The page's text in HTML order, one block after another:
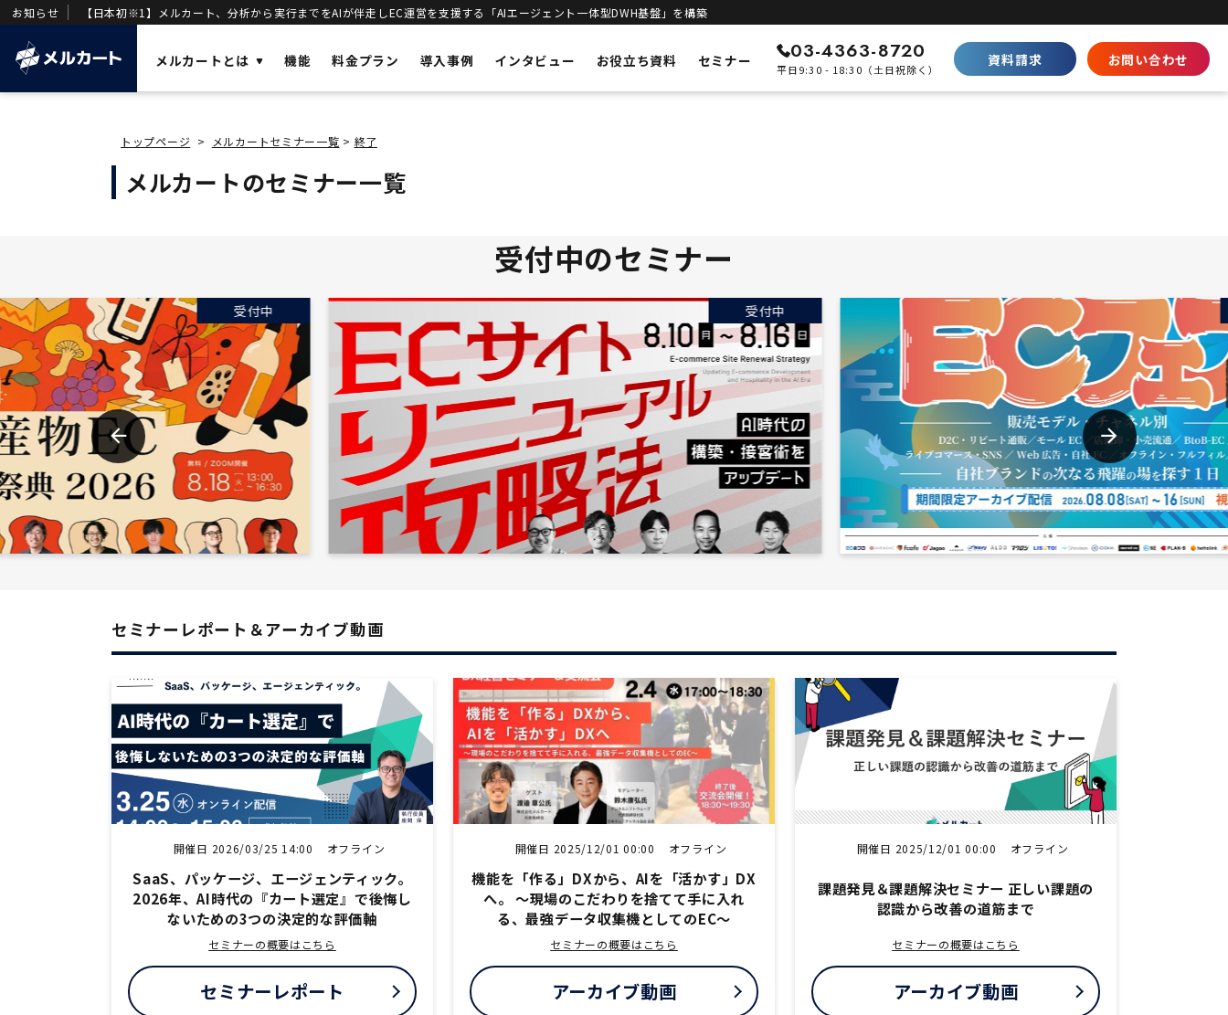
お知らせ 【日本初※1】メルカート、分析から実行までをAIが伴走しEC運営を支援する「AIエージェント一体型DWH基盤」を構築
メルカートとは
メルカートとは？ 業務効率化と予測
DWH
エンジン
DWHとAIエージェント一体型
安全な運用基盤
パートナープログラムはこちら
機能 料金プラン 導入事例 インタビュー お役立ち資料 セミナー お問い合わせ
資料請求
03-4363-8720
平日9:30 - 18:30（土日祝除く）
トップページ > メルカートセミナー一覧 > 終了
メルカートのセミナー一覧
受付中のセミナー
受付中 受付中
セミナーレポート＆アーカイブ動画
開催日 2026/03/25 14:00 オフライン
SaaS、パッケージ、エージェンティック。
2026年、AI時代の『カート選定』で後悔し
ないための3つの決定的な評価軸
セミナーの概要はこちら
セミナーレポート
開催日 2025/12/01 00:00 オフライン
機能を「作る」DXから、AIを「活かす」DX
へ。 〜現場のこだわりを捨てて手に入れ
る、最強データ収集機としてのEC〜
セミナーの概要はこちら
アーカイブ動画
開催日 2025/12/01 00:00 オフライン
課題発見＆課題解決セミナー 正しい課題の
認識から改善の道筋まで
セミナーの概要はこちら
アーカイブ動画